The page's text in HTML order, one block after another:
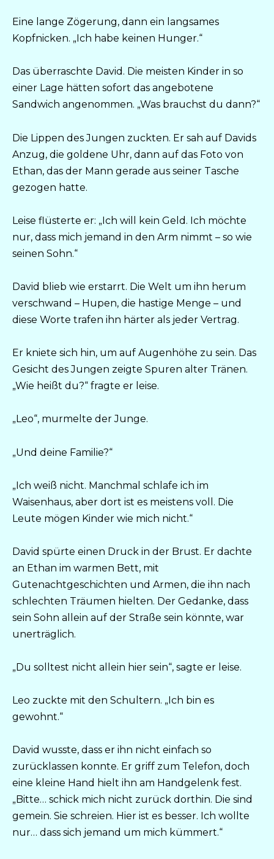
Eine lange Zögerung, dann ein langsames
Kopfnicken. „Ich habe keinen Hunger.“
Das überraschte David. Die meisten Kinder in so
einer Lage hätten sofort das angebotene
Sandwich angenommen. „Was brauchst du dann?“
Die Lippen des Jungen zuckten. Er sah auf Davids
Anzug, die goldene Uhr, dann auf das Foto von
Ethan, das der Mann gerade aus seiner Tasche
gezogen hatte.
Leise flüsterte er: „Ich will kein Geld. Ich möchte
nur, dass mich jemand in den Arm nimmt – so wie
seinen Sohn.“
David blieb wie erstarrt. Die Welt um ihn herum
verschwand – Hupen, die hastige Menge – und
diese Worte trafen ihn härter als jeder Vertrag.
Er kniete sich hin, um auf Augenhöhe zu sein. Das
Gesicht des Jungen zeigte Spuren alter Tränen.
„Wie heißt du?“ fragte er leise.
„Leo“, murmelte der Junge.
„Und deine Familie?“
„Ich weiß nicht. Manchmal schlafe ich im
Waisenhaus, aber dort ist es meistens voll. Die
Leute mögen Kinder wie mich nicht.“
David spürte einen Druck in der Brust. Er dachte
an Ethan im warmen Bett, mit
Gutenachtgeschichten und Armen, die ihn nach
schlechten Träumen hielten. Der Gedanke, dass
sein Sohn allein auf der Straße sein könnte, war
unerträglich.
„Du solltest nicht allein hier sein“, sagte er leise.
Leo zuckte mit den Schultern. „Ich bin es
gewohnt.“
David wusste, dass er ihn nicht einfach so
zurücklassen konnte. Er griff zum Telefon, doch
eine kleine Hand hielt ihn am Handgelenk fest.
„Bitte… schick mich nicht zurück dorthin. Die sind
gemein. Sie schreien. Hier ist es besser. Ich wollte
nur… dass sich jemand um mich kümmert.“